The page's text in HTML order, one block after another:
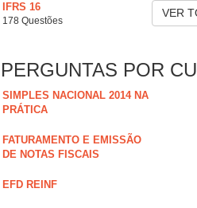
IFRS 16
178 Questões
VER
PERGUNTAS POR
SIMPLES NACIONAL 2014 NA
PRÁTICA
FATURAMENTO E EMISSÃO
DE NOTAS FISCAIS
EFD REINF